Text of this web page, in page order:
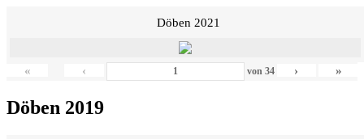
Döben 2021
« ‹ von 34 › »
Döben 2019